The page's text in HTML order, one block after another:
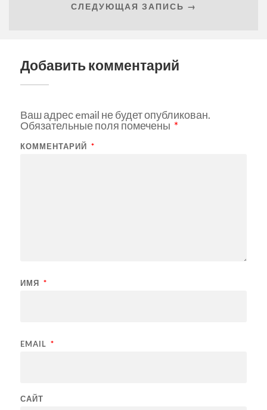
СЛЕДУЮЩАЯ ЗАПИСЬ →
Добавить комментарий
Ваш адрес email не будет опубликован.
Обязательные поля помечены *
КОММЕНТАРИЙ *
ИМЯ *
EMAIL *
САЙТ